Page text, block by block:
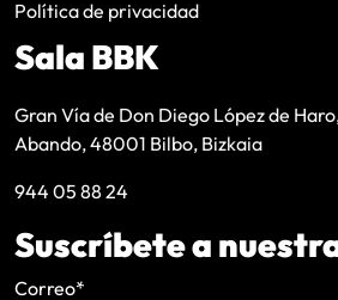
Política de privacidad
Sala BBK
Gran Vía de Don Diego López de
Abando, 48001 Bilbo, Bizkaia
944 05 88 24
Suscríbete a
Correo*